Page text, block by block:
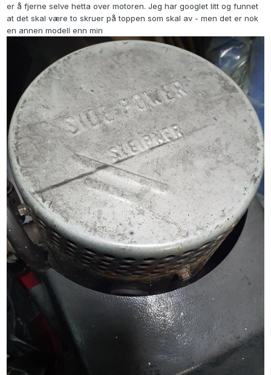
er å fjerne selve hetta over motoren. Jeg har googlet litt og funnet
at det skal være to skruer på toppen som skal av - men det er nok
en annen modell enn min